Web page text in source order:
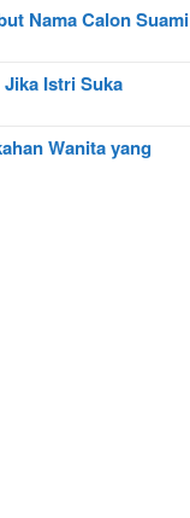
Nama Calon Suami
Istri Suka
Wanita yang